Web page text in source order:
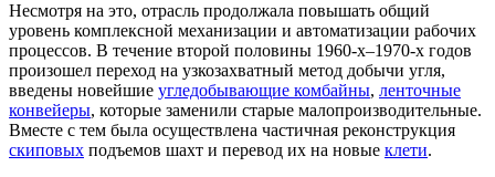
Несмотря на это, отрасль продолжала повышать общий
уровень комплексной механизации и автоматизации рабочих
процессов. В течение второй половины 1960-х–1970-х годов
произошел переход на узкозахватный метод добычи угля,
введены новейшие угледобывающие комбайны, ленточные
конвейеры, которые заменили старые малопроизводительные.
Вместе с тем была осуществлена ​​частичная реконструкция
скиповых подъемов шахт и перевод их на новые клети.